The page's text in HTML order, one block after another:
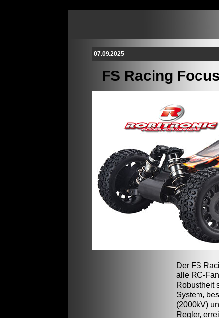
07.09.2025
FS Racing
Der FS
alle RC-
Robustheit
System,
(2000kV)
Regler,